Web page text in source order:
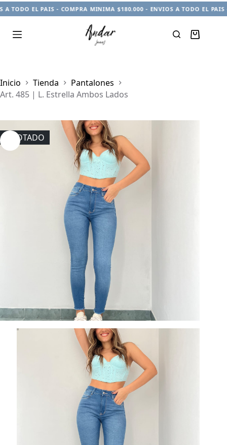
EL PAIS - COMPRA MINIMA $180.000 - ENVIOS A TODO EL PAIS -
Carro
Inicio
Tienda
Pantalones
Art. 485 | L. Estrella Ambos Lados
AGOTADO